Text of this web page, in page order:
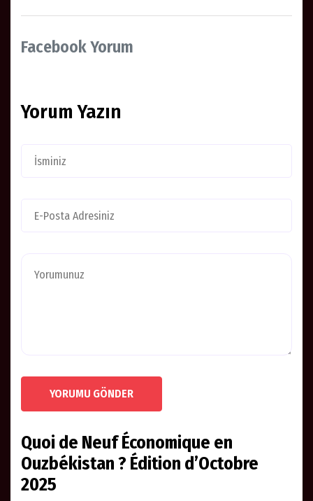
Facebook Yorum
Yorum Yazın
YORUMU GÖNDER
Quoi de Neuf Économique en
Ouzbékistan ? Édition d’Octobre
2025